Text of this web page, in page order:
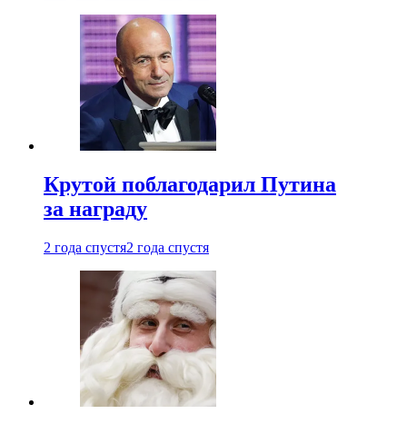
Крутой поблагодарил Путина
за награду
2 года спустя2 года спустя